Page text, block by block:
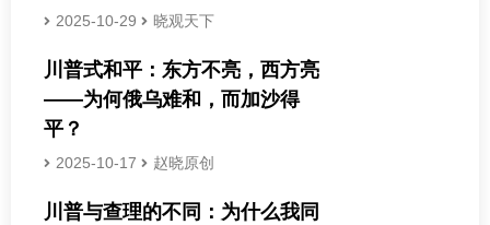
2025-10-29 晓观天下
川普式和平：东方不亮，西方亮
——为何俄乌难和，而加沙得
平？
2025-10-17 赵晓原创
川普与查理的不同：为什么我同